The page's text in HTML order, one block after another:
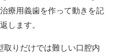
療用義歯を作って動きを記
します。
取りだけでは難しい口腔内